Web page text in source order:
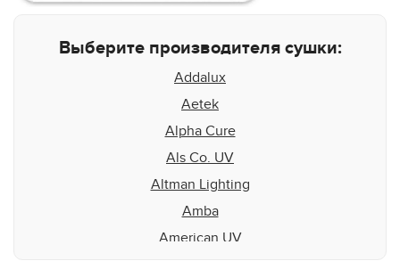
Выберите производителя сушки:
Addalux
Aetek
Alpha Cure
Als Co. UV
Altman Lighting
Amba
American UV